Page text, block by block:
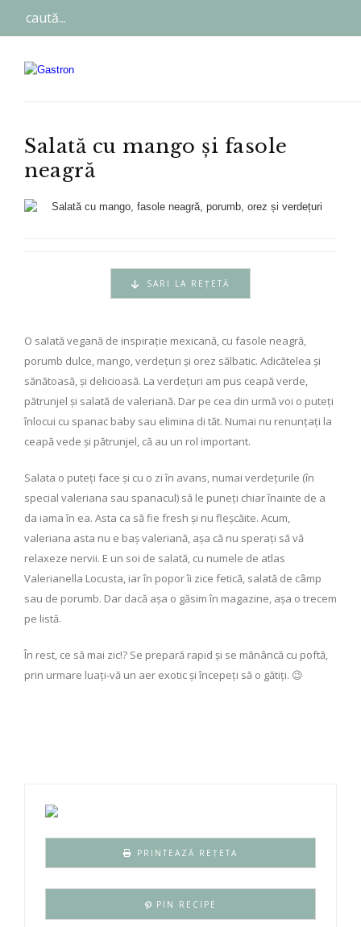
Salată cu mango și fasole
neagră
SARI LA REȚETĂ
O salată vegană de inspirație mexicană, cu fasole neagră,
porumb dulce, mango, verdețuri și orez sălbatic. Adicătelea și
sănătoasă, și delicioasă. La verdețuri am pus ceapă verde,
pătrunjel și salată de valeriană. Dar pe cea din urmă voi o puteți
înlocui cu spanac baby sau elimina di tăt. Numai nu renunțați la
ceapă vede și pătrunjel, că au un rol important.
Salata o puteți face și cu o zi în avans, numai verdețurile (în
special valeriana sau spanacul) să le puneți chiar înainte de a
da iama în ea. Asta ca să fie fresh și nu fleșcăite. Acum,
valeriana asta nu e baș valeriană, așa că nu sperați să vă
relaxeze nervii. E un soi de salată, cu numele de atlas
Valerianella Locusta, iar în popor îi zice fetică, salată de câmp
sau de porumb. Dar dacă așa o găsim în magazine, așa o trecem
pe listă.
În rest, ce să mai zic!? Se prepară rapid și se mănâncă cu poftă,
prin urmare luați-vă un aer exotic și începeți să o gătiți. 😉
PRINTEAZĂ REȚETA
PIN RECIPE